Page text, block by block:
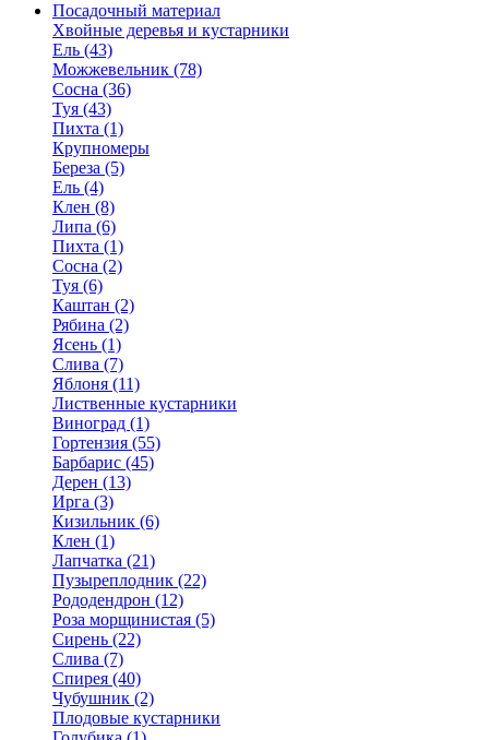
Посадочный материал
Хвойные деревья и кустарники
Ель (43)
Можжевельник (78)
Сосна (36)
Туя (43)
Пихта (1)
Крупномеры
Береза (5)
Ель (4)
Клен (8)
Липа (6)
Пихта (1)
Сосна (2)
Туя (6)
Каштан (2)
Рябина (2)
Ясень (1)
Слива (7)
Яблоня (11)
Лиственные кустарники
Виноград (1)
Гортензия (55)
Барбарис (45)
Дерен (13)
Ирга (3)
Кизильник (6)
Клен (1)
Лапчатка (21)
Пузыреплодник (22)
Рододендрон (12)
Роза морщинистая (5)
Сирень (22)
Слива (7)
Спирея (40)
Чубушник (2)
Плодовые кустарники